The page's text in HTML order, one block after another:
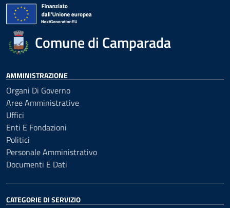
Comune di Camparada
AMMINISTRAZIONE
Organi Di Governo
Aree Amministrative
Uffici
Enti E Fondazioni
Politici
Personale Amministrativo
Documenti E Dati
CATEGORIE DI SERVIZIO